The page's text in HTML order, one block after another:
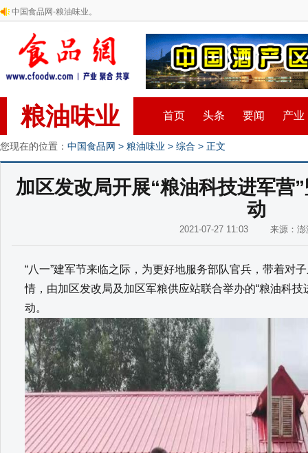
中国食品网-粮油味业。
粮油味业 首页 头条 要闻 产业
您现在的位置： 中国食品网 > 粮油味业 > 综合 > 正文
加区发改局开展“粮油科技进军营
动
2021-07-27 11:03 来源：澎
“八一”建军节来临之际，为更好地服务部队官兵，带着对
情，由加区发改局及加区军粮供应站联合举办的“粮油科
动。